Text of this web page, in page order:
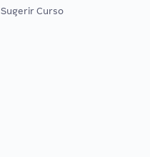
Sugerir Curso